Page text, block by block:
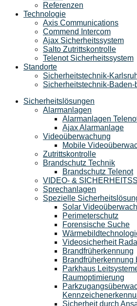
Referenzen
Technologie
Axis Communications
Commend Intercom
Ajax Sicherheitssystem​
Salto Zutrittskontrolle
Telenot Sicherheitssystem
Standorte
Sicherheitstechnik-
Sicherheitstechnik-Baden-
Sicherheitslösungen
Alarmanlagen
Alarmanlagen
Ajax Alarmanlage
Videoüberwachung
Mobile
Zutrittskontrolle
Brandschutz Technik
Brandschutz Telenot
VIDEO- &
Sprechanlagen
Spezielle
Solar
Perimeterschutz
Forensische Suche
Videosicherheit
Brandfrüherkennung
Brandfrüherkennung
Parkhaus
Raumoptimierung
Sicherheit durch